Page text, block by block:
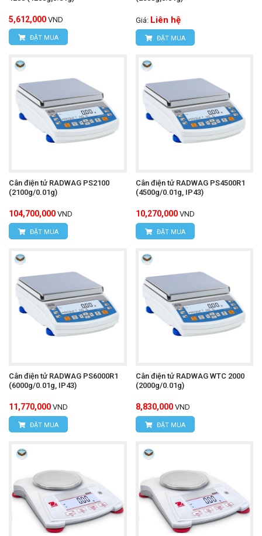
5,612,000 VND
ĐẶT MUA
Giá: Liên hệ
ĐẶT MUA
Cân điện tử RADWAG PS2100
(2100g/0.01g)
104,700,000 VND
ĐẶT MUA
Cân điện tử RADWAG PS4500R1
(4500g/0.01g, IP43)
10,270,000 VND
ĐẶT MUA
Cân điện tử RADWAG PS6000R1
(6000g/0.01g, IP43)
11,770,000 VND
ĐẶT MUA
Cân điện tử RADWAG WTC 2000
(2000g/0.01g)
8,830,000 VND
ĐẶT MUA